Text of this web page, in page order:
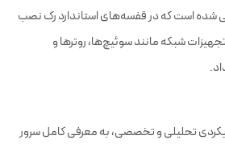
شده است که در قفسه‌های استاندارد رک نصب
تجهیزات شبکه مانند سوئیچ‌ها، روترها و
تحلیلی و تخصصی، به معرفی کامل سرور